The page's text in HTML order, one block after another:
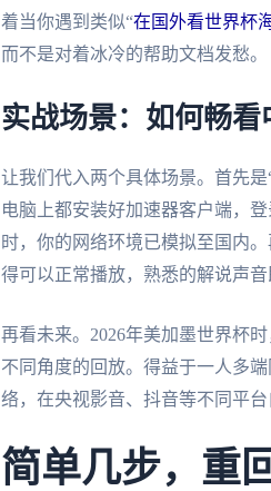
着当你遇到类似“在国外看世界杯
而不是对着冰冷的帮助文档发愁。
实战场景：如何畅看
让我们代入两个具体场景。首先是
电脑上都安装好加速器客户端，
时，你的网络环境已模拟至国内
得可以正常播放，熟悉的解说声音
再看未来。2026年美加墨世界杯
不同角度的回放。得益于一人多
络，在央视影音、抖音等不同平
简单几步，重